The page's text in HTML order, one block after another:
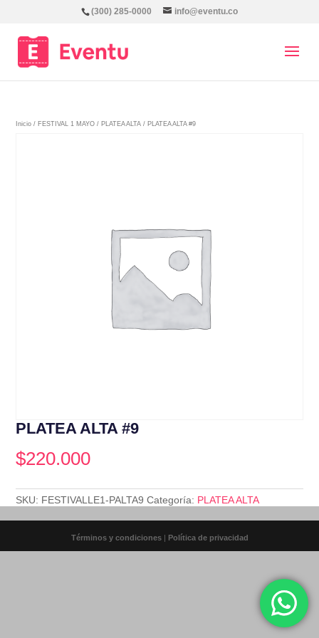
(300) 285-0000 info@eventu.co
Inicio / FESTIVAL 1 MAYO / PLATEA ALTA / PLATEA ALTA #9
PLATEA ALTA #9
$220.000
SKU: FESTIVALLE1-PALTA9 Categoría: PLATEA ALTA
Términos y condiciones Política de privacidad